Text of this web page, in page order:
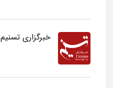
خبرگزاری تسنیم